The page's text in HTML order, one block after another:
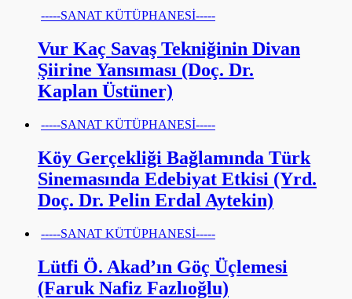
-----SANAT KÜTÜPHANESİ-----
Vur Kaç Savaş Tekniğinin Divan
Şiirine Yansıması (Doç. Dr.
Kaplan Üstüner)
-----SANAT KÜTÜPHANESİ-----
Köy Gerçekliği Bağlamında Türk
Sinemasında Edebiyat Etkisi (Yrd.
Doç. Dr. Pelin Erdal Aytekin)
-----SANAT KÜTÜPHANESİ-----
Lütfi Ö. Akad’ın Göç Üçlemesi
(Faruk Nafiz Fazlıoğlu)